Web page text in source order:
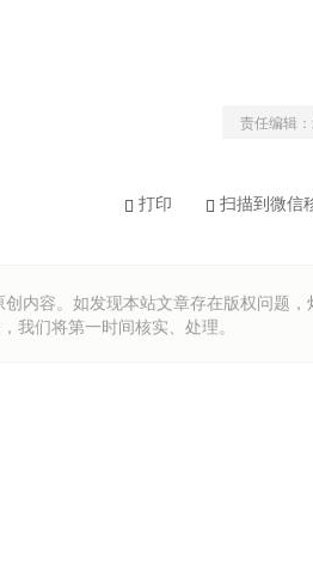
责任编辑
打印 扫描到微信
内容。如发现本站文章存在版权问题，
我们将第一时间核实、处理。